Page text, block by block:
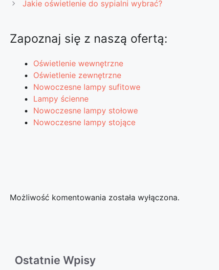
Jakie oświetlenie do sypialni wybrać?
Zapoznaj się z naszą ofertą:
Oświetlenie wewnętrzne
Oświetlenie zewnętrzne
Nowoczesne lampy sufitowe
Lampy ścienne
Nowoczesne lampy stołowe
Nowoczesne lampy stojące
Możliwość komentowania została wyłączona.
Ostatnie Wpisy